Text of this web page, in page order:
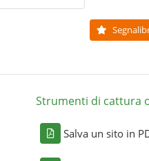
Strumenti di cattura
Salva un sito in